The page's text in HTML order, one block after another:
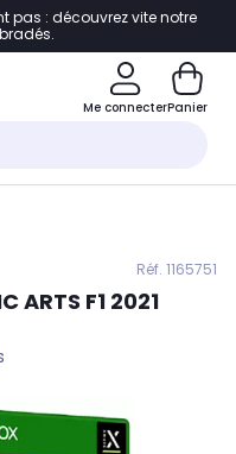
page
pas : découvrez vite notre
Me connecterPanier
Réf. 1165751
ARTS F1 2021